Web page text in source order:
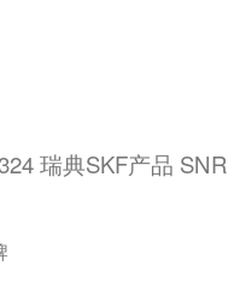
瑞典SKF产品 SNR